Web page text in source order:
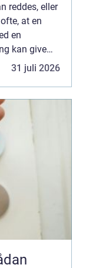
reddes, eller
at en
en
kan give
31 juli 2026